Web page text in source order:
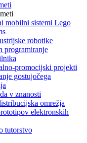
mobilni sistemi Lego
robotike
programiranje
promocijski projekti
gostujočega
v znanosti
omrežja
elektronskih
tutorstvo